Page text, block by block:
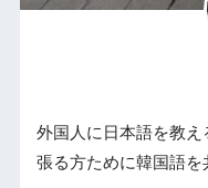
外国人に日本語を教
張る方ために韓国語を